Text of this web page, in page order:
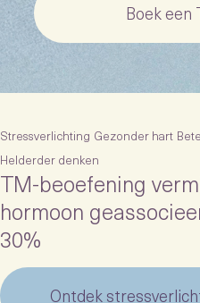
Boek een
Stressverlichting Gezonder hart
Helderder denken
TM-beoefening
hormoon
30%
Ontdek